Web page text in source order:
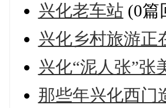
兴化老车站 (0篇
兴化乡村旅游正
兴化“泥人张”张
那些年兴化西门